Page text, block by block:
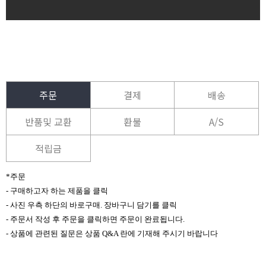
주문 결제
배송
반품및 교환
환불
A/S
적립금
*주문
- 구매하고자 하는 제품을 클릭
- 사진 우측 하단의 바로구매. 장바구니 담기를 클릭
- 주문서 작성 후 주문을 클릭하면 주문이 완료됩니다.
- 상품에 관련된 질문은 상품 Q&A 란에 기재해 주시기 바랍니다